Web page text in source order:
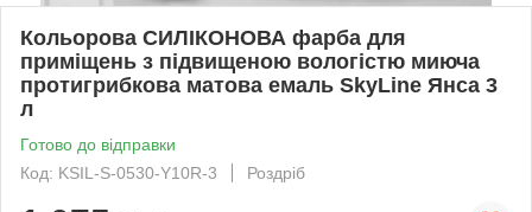
Кольорова СИЛІКОНОВА фарба для
приміщень з підвищеною вологістю миюча
протигрибкова матова емаль SkyLine Янса 3
л
Готово до відправки
Код: KSIL-S-0530-Y10R-3
Роздріб